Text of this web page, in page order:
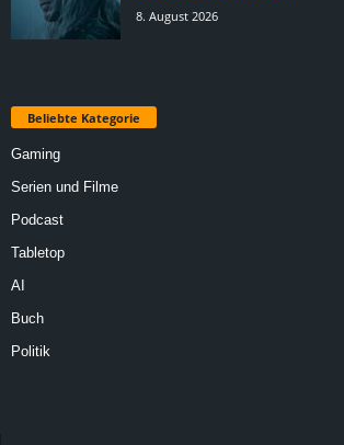
8. August 2026
Beliebte Kategorie
Gaming
Serien und Filme
Podcast
Tabletop
AI
Buch
Politik